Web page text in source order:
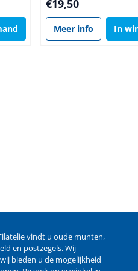
€19,50
Meer info In
vindt u oude munten,
en postzegels. Wij
bieden u de mogelijkheid